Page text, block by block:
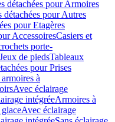
détachées pour Armoires
détachées pour Autres
pour Etagères
AccessoiresCasiers et
porte-
Jeux de piedsTableaux
pour Prises
à
Avec éclairage
intégréeArmoires à
Avec éclairage